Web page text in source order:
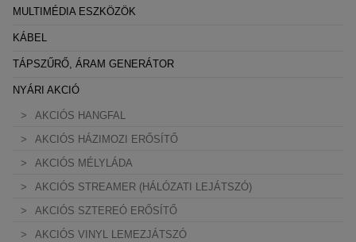
MULTIMÉDIA ESZKÖZÖK
KÁBEL
TÁPSZŰRŐ, ÁRAM GENERÁTOR
NYÁRI AKCIÓ
AKCIÓS HANGFAL
AKCIÓS HÁZIMOZI ERŐSÍTŐ
AKCIÓS MÉLYLÁDA
AKCIÓS STREAMER (HÁLÓZATI LEJÁTSZÓ)
AKCIÓS SZTEREÓ ERŐSÍTŐ
AKCIÓS VINYL LEMEZJÁTSZÓ